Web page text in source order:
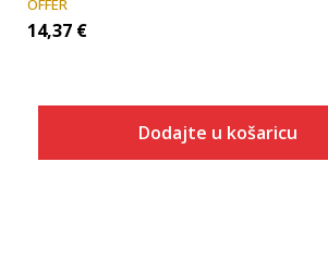
OFFER
14,37 €
Dodajte u košaricu